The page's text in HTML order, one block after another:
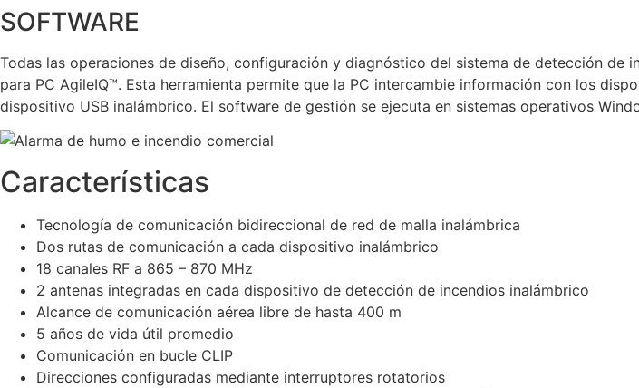
SOFTWARE
Todas las operaciones de diseño, configuración y diagnóstico del sistema de detección
para PC AgileIQ™. Esta herramienta permite que la PC intercambie información con los
dispositivo USB inalámbrico. El software de gestión se ejecuta en sistemas operativos
Características
Tecnología de comunicación bidireccional de red de malla inalámbrica
Dos rutas de comunicación a cada dispositivo inalámbrico
18 canales RF a 865 – 870 MHz
2 antenas integradas en cada dispositivo de detección de incendios inalámbrico
Alcance de comunicación aérea libre de hasta 400 m
5 años de vida útil promedio
Comunicación en bucle CLIP
Direcciones configuradas mediante interruptores rotatorios